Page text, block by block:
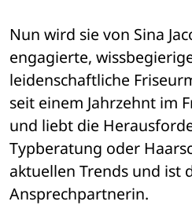
Nun wird sie von Sina
engagierte,
leidenschaftliche
seit einem Jahrzehnt im
und liebt die
Typberatung oder
aktuellen Trends und ist
Ansprechpartnerin.